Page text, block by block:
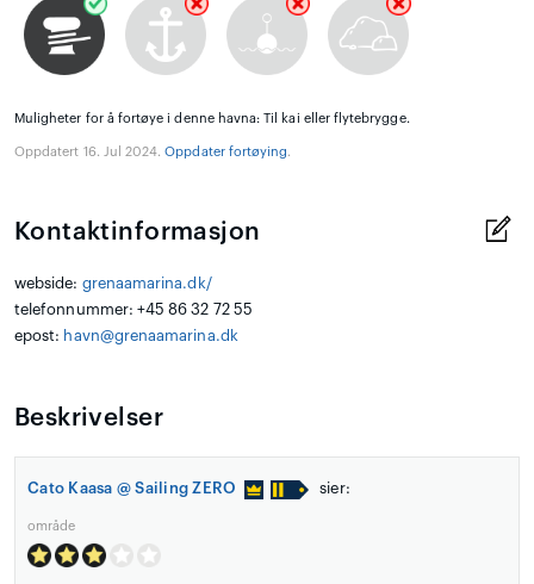
Muligheter for å fortøye i denne havna: Til kai eller flytebrygge.
Oppdatert 16. Jul 2024.Oppdater fortøying.
Kontaktinformasjon
webside: grenaamarina.dk/
telefonnummer: +45 86 32 72 55
epost: havn@grenaamarina.dk
Beskrivelser
Cato Kaasa @ Sailing ZERO sier:
område